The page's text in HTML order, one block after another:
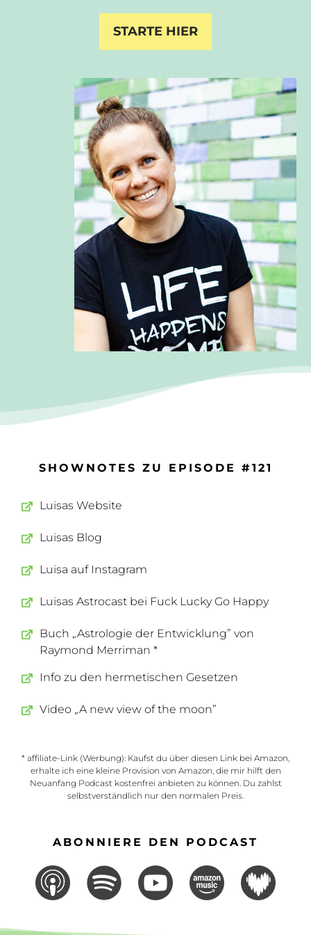
STARTE HIER
SHOWNOTES ZU EPISODE #121
Luisas Website
Luisas Blog
Luisa auf Instagram
Luisas Astrocast bei Fuck Lucky Go Happy
Buch „Astrologie der Entwicklung” von
Raymond Merriman *
Info zu den hermetischen Gesetzen
Video „A new view of the moon”
* affiliate-Link (Werbung): Kaufst du über diesen Link bei Amazon,
erhalte ich eine kleine Provision von Amazon, die mir hilft den
Neuanfang Podcast kostenfrei anbieten zu können. Du zahlst
selbstverständlich nur den normalen Preis.
ABONNIERE DEN PODCAST